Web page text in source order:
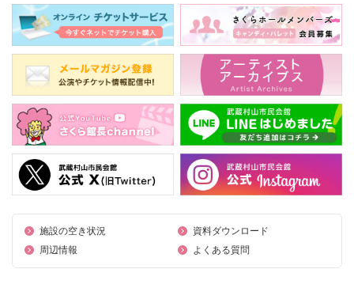
施設の空き状況
資料ダウンロード
周辺情報
よくある質問